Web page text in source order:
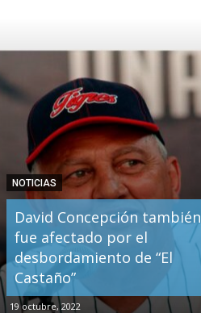
NOTICIAS
David Concepción también
fue afectado por el
desbordamiento de “El
Castaño”
19 octubre, 2022